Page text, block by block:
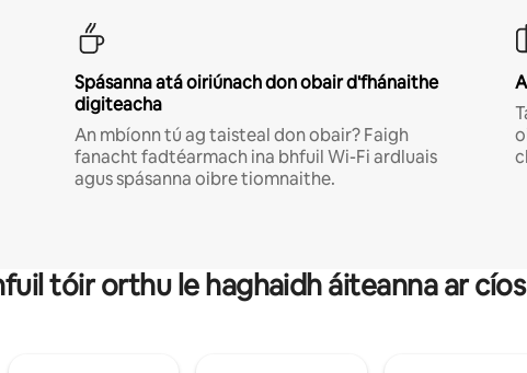
Spásanna atá oiriúnach don obair d'fhánaithe
digiteacha
An mbíonn tú ag taisteal don obair? Faigh
fanacht fadtéarmach ina bhfuil Wi-Fi ardluais
agus spásanna oibre tiomnaithe.
tóir orthu le haghaidh áiteanna ar